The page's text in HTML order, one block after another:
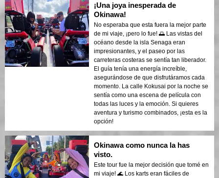
¡Una joya inesperada de
Okinawa!
No esperaba que esta fuera la mejor parte
de mi viaje, ¡pero lo fue! 🌅 Las vistas del
océano desde la isla Senaga eran
impresionantes, y el paseo por las
carreteras costeras se sentía tan liberador.
El guía tenía una energía increíble,
asegurándose de que disfrutáramos cada
momento. La calle Kokusai por la noche se
sentía como una escena de película con
todas las luces y la emoción. Si quieres
aventura y turismo combinados, ¡esta es la
opción!
Okinawa como nunca la has
visto.
Este tour fue la mejor decisión que tomé en
mi viaje! 🌊 Los karts eran fáciles de